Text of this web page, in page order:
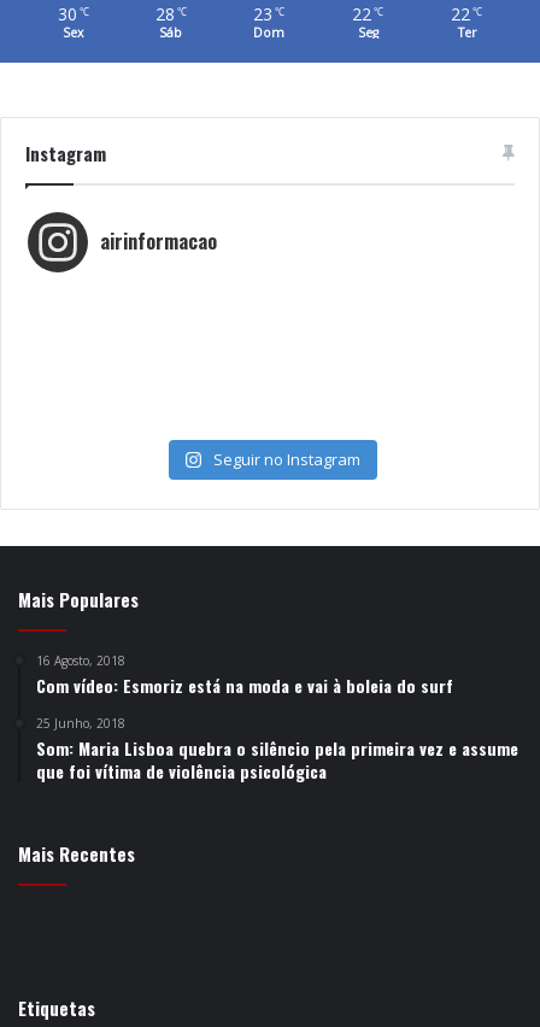
30 ℃
Sex
28 ℃
Sáb
23 ℃
Dom
22℃
Seg
22℃
Ter
Instagram
airinformacao
Seguir no Instagram
Mais Populares
16 Agosto, 2018
Com vídeo: Esmoriz está na moda e vai à boleia do surf
25 Junho, 2018
Som: Maria Lisboa quebra o silêncio pela primeira vez e assume
que foi vítima de violência psicológica
Mais Recentes
Etiquetas